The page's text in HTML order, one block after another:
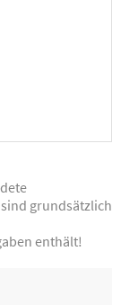
grundsätzlich
enthält!